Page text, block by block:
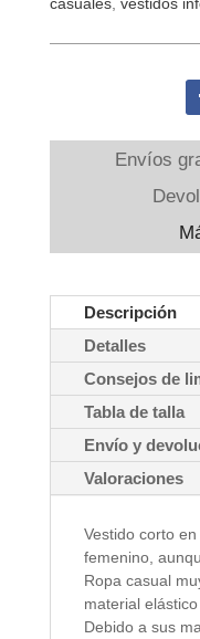
Envíos
Descripción
Detalles
Consejos de
Tabla de talla
Envío y
Valoraciones
Vestido corto
femenino,
Ropa casual
material
Debido a sus